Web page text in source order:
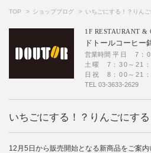
TOP ショップブログ いちごにする！？りんご
1F RESTAURANT &
ドトールコーヒー
営業時間 平日 7：
土曜 7：30～21
日祝 8：00～21
TEL 03-3633-2629
いちごにする！？りんごにする
12月5日から販売開始となる新商品をご案内